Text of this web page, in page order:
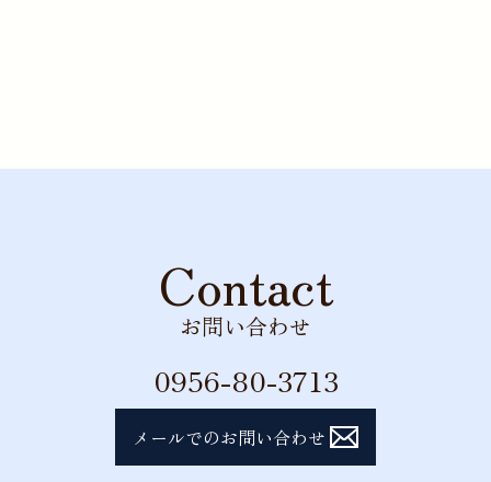
Contact
お問い合わせ
0956-80-3713
メールでのお問い合わせ